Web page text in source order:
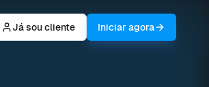
Já sou cliente Iniciar agora